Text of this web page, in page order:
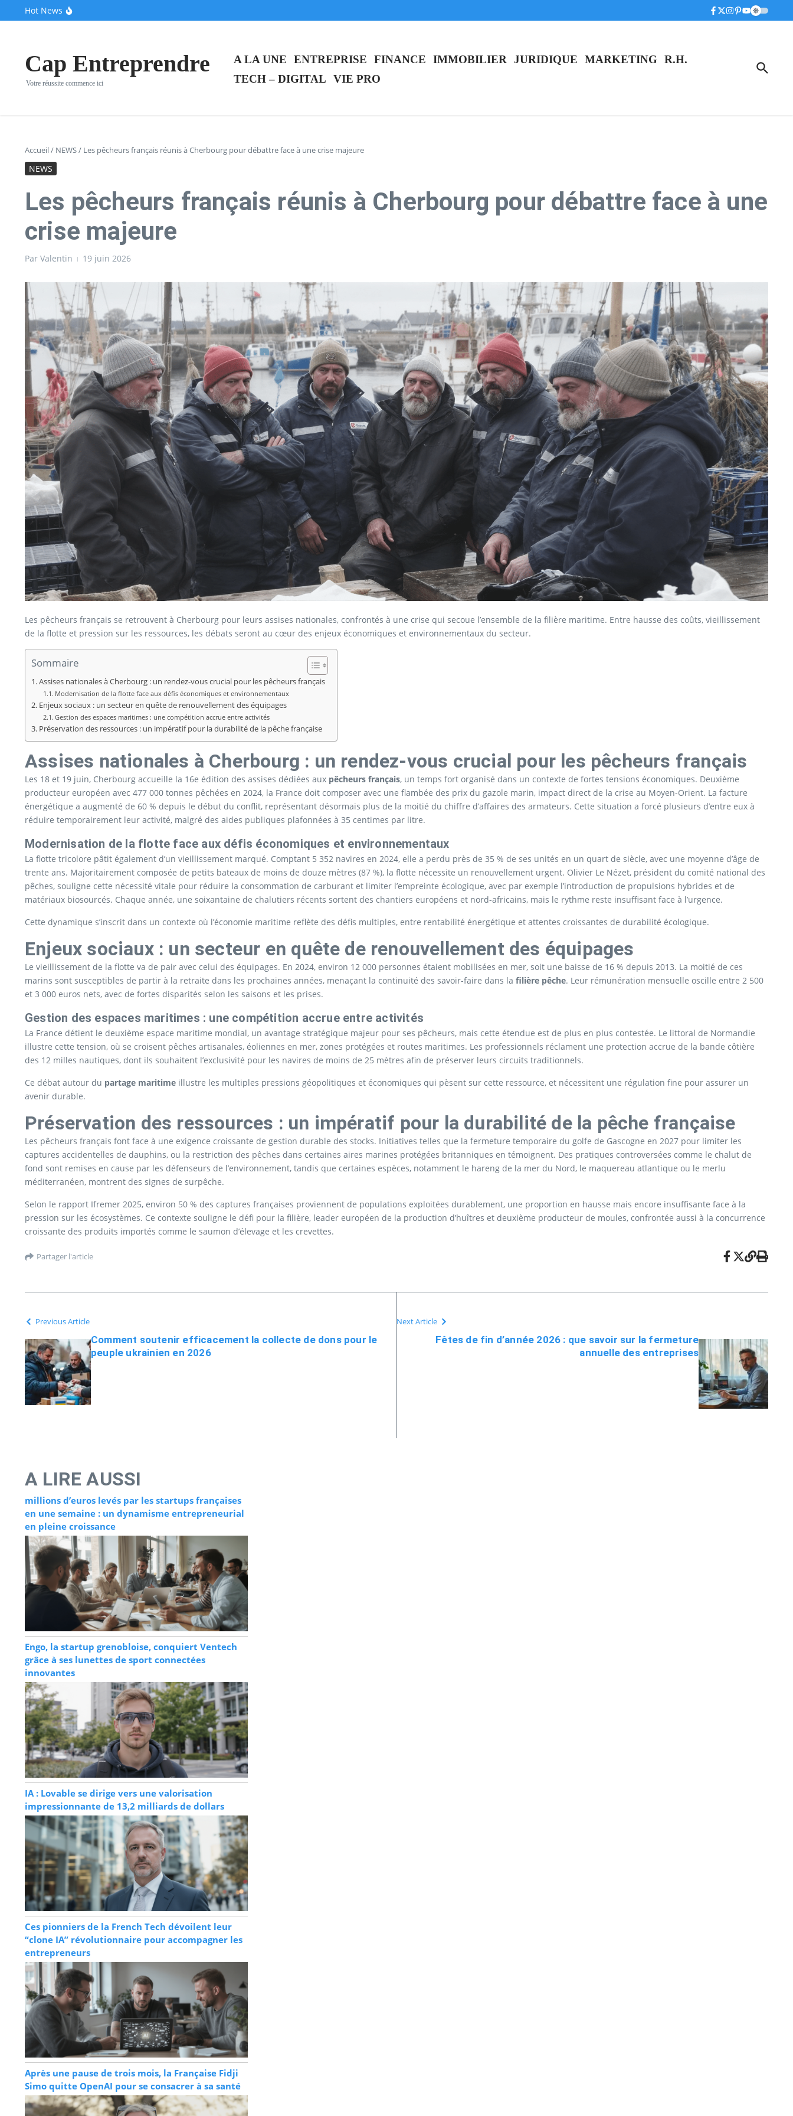
Aller au contenu
Hot News
Après une pause de trois mois, la Française Fidji Simo quitte OpenAI pour se consacrer à sa santé
Cap Entreprendre
Votre réussite commence ici
A LA UNE ENTREPRISE FINANCE IMMOBILIER JURIDIQUE MARKETING R.H.
TECH – DIGITAL
VIE PRO
Accueil/ NEWS/ Les pêcheurs français réunis à Cherbourg pour débattre face à une crise majeure
NEWS
Les pêcheurs français réunis à Cherbourg pour débattre face à une
crise majeure
Par Valentin 19 juin 2026
Les pêcheurs français se retrouvent à Cherbourg pour leurs assises nationales, confrontés à une crise qui secoue l’ensemble de la filière maritime. Entre hausse des coûts, vieillissement
de la flotte et pression sur les ressources, les débats seront au cœur des enjeux économiques et environnementaux du secteur.
Sommaire
Assises nationales à Cherbourg : un rendez-vous crucial pour les pêcheurs français
Modernisation de la flotte face aux défis économiques et environnementaux
Enjeux sociaux : un secteur en quête de renouvellement des équipages
Gestion des espaces maritimes : une compétition accrue entre activités
Préservation des ressources : un impératif pour la durabilité de la pêche française
Assises nationales à Cherbourg : un rendez-vous crucial pour les pêcheurs français
Les 18 et 19 juin, Cherbourg accueille la 16e édition des assises dédiées aux pêcheurs français, un temps fort organisé dans un contexte de fortes tensions économiques. Deuxième
producteur européen avec 477 000 tonnes pêchées en 2024, la France doit composer avec une flambée des prix du gazole marin, impact direct de la crise au Moyen-Orient. La facture
énergétique a augmenté de 60 % depuis le début du conflit, représentant désormais plus de la moitié du chiffre d’affaires des armateurs. Cette situation a forcé plusieurs d’entre eux à
réduire temporairement leur activité, malgré des aides publiques plafonnées à 35 centimes par litre.
Modernisation de la flotte face aux défis économiques et environnementaux
La flotte tricolore pâtit également d’un vieillissement marqué. Comptant 5 352 navires en 2024, elle a perdu près de 35 % de ses unités en un quart de siècle, avec une moyenne d’âge de
trente ans. Majoritairement composée de petits bateaux de moins de douze mètres (87 %), la flotte nécessite un renouvellement urgent. Olivier Le Nézet, président du comité national des
pêches, souligne cette nécessité vitale pour réduire la consommation de carburant et limiter l’empreinte écologique, avec par exemple l’introduction de propulsions hybrides et de
matériaux biosourcés. Chaque année, une soixantaine de chalutiers récents sortent des chantiers européens et nord-africains, mais le rythme reste insuffisant face à l’urgence.
Cette dynamique s’inscrit dans un contexte où l’économie maritime reflète des défis multiples, entre rentabilité énergétique et attentes croissantes de durabilité écologique.
Enjeux sociaux : un secteur en quête de renouvellement des équipages
Le vieillissement de la flotte va de pair avec celui des équipages. En 2024, environ 12 000 personnes étaient mobilisées en mer, soit une baisse de 16 % depuis 2013. La moitié de ces
marins sont susceptibles de partir à la retraite dans les prochaines années, menaçant la continuité des savoir-faire dans la filière pêche. Leur rémunération mensuelle oscille entre 2 500
et 3 000 euros nets, avec de fortes disparités selon les saisons et les prises.
Gestion des espaces maritimes : une compétition accrue entre activités
La France détient le deuxième espace maritime mondial, un avantage stratégique majeur pour ses pêcheurs, mais cette étendue est de plus en plus contestée. Le littoral de Normandie
illustre cette tension, où se croisent pêches artisanales, éoliennes en mer, zones protégées et routes maritimes. Les professionnels réclament une protection accrue de la bande côtière
des 12 milles nautiques, dont ils souhaitent l’exclusivité pour les navires de moins de 25 mètres afin de préserver leurs circuits traditionnels.
Ce débat autour du partage maritime illustre les multiples pressions géopolitiques et économiques qui pèsent sur cette ressource, et nécessitent une régulation fine pour assurer un
avenir durable.
Préservation des ressources : un impératif pour la durabilité de la pêche française
Les pêcheurs français font face à une exigence croissante de gestion durable des stocks. Initiatives telles que la fermeture temporaire du golfe de Gascogne en 2027 pour limiter les
captures accidentelles de dauphins, ou la restriction des pêches dans certaines aires marines protégées britanniques en témoignent. Des pratiques controversées comme le chalut de
fond sont remises en cause par les défenseurs de l’environnement, tandis que certaines espèces, notamment le hareng de la mer du Nord, le maquereau atlantique ou le merlu
méditerranéen, montrent des signes de surpêche.
Selon le rapport Ifremer 2025, environ 50 % des captures françaises proviennent de populations exploitées durablement, une proportion en hausse mais encore insuffisante face à la
pression sur les écosystèmes. Ce contexte souligne le défi pour la filière, leader européen de la production d’huîtres et deuxième producteur de moules, confrontée aussi à la concurrence
croissante des produits importés comme le saumon d’élevage et les crevettes.
Partager l'article
Previous Article
Comment soutenir efficacement la collecte de dons pour le
peuple ukrainien en 2026
Next Article
Fêtes de fin d’année 2026 : que savoir sur la fermeture
annuelle des entreprises
A LIRE AUSSI
millions d’euros levés par les startups françaises
en une semaine : un dynamisme entrepreneurial
en pleine croissance
Engo, la startup grenobloise, conquiert Ventech
grâce à ses lunettes de sport connectées
innovantes
IA : Lovable se dirige vers une valorisation
impressionnante de 13,2 milliards de dollars
Ces pionniers de la French Tech dévoilent leur
“clone IA” révolutionnaire pour accompagner les
entrepreneurs
Après une pause de trois mois, la Française Fidji
Simo quitte OpenAI pour se consacrer à sa santé